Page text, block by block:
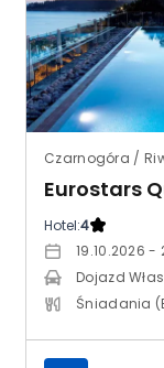
Hotel:4
19.10.2026 -
Dojazd
Śniadania